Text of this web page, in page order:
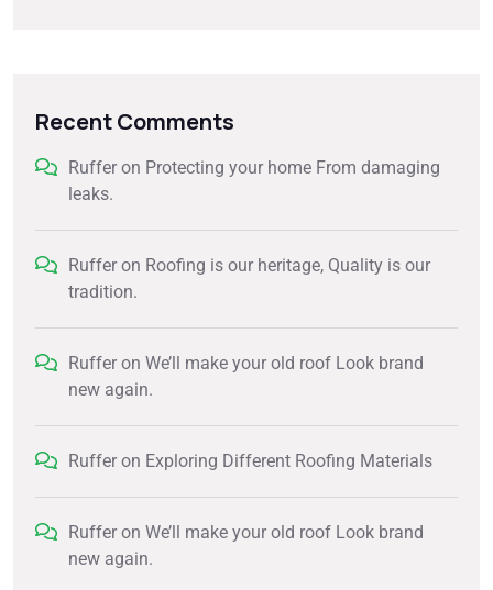
Recent Comments
Ruffer on Protecting your home From damaging
leaks.
Ruffer on Roofing is our heritage, Quality is our
tradition.
Ruffer on We’ll make your old roof Look brand
new again.
Ruffer on Exploring Different Roofing Materials
Ruffer on We’ll make your old roof Look brand
new again.